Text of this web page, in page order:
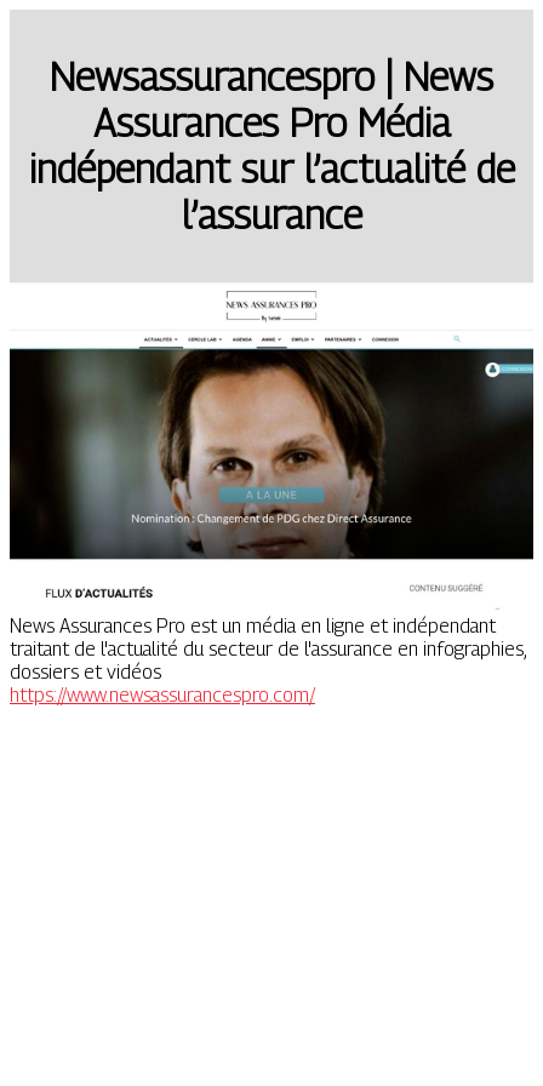
New­sassu­ran­cespro | News
Assurances Pro Média
indépendant sur l’actualité de
l’assurance
News Assurances Pro est un média en ligne et indépendant
traitant de l'actualité du secteur de l'assurance en infographies,
dossiers et vidéos
https://www.newsassurancespro.com/